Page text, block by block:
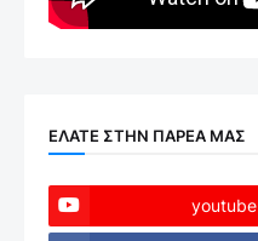
ΕΛΑΤΕ ΣΤΗΝ ΠΑΡΕΑ ΜΑΣ
youtube